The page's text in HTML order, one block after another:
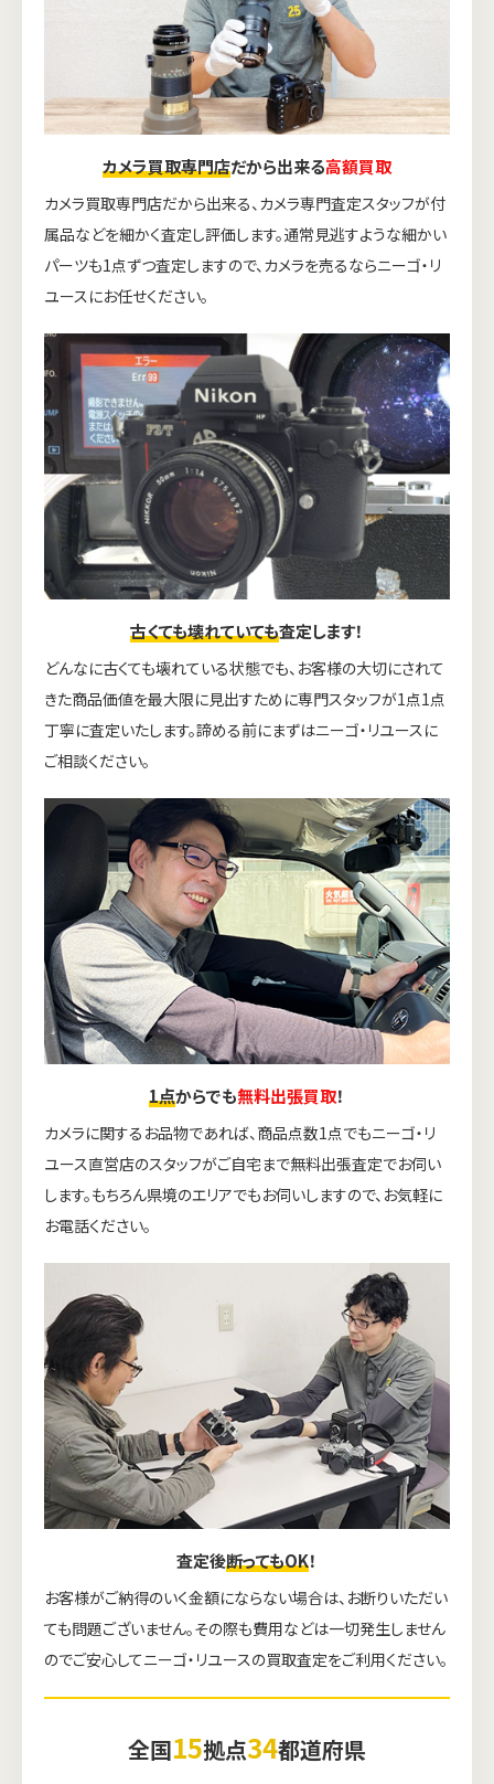
カメラ買取専門店だから出来る高額買取
カメラ買取専門店だから出来る、カメラ専門査定スタッフが付
属品などを細かく査定し評価します。通常見逃すような細かい
パーツも1点ずつ査定しますので、カメラを売るならニーゴ・リ
ユースにお任せください。
古くても壊れていても査定します！
どんなに古くても壊れている状態でも、お客様の大切にされて
きた商品価値を最大限に見出すために専門スタッフが1点1点
丁寧に査定いたします。諦める前にまずはニーゴ・リユースに
ご相談ください。
1点からでも無料出張買取！
カメラに関するお品物であれば、商品点数1点でもニーゴ・リ
ユース直営店のスタッフがご自宅まで無料出張査定でお伺い
します。もちろん県境のエリアでもお伺いしますので、お気軽に
お電話ください。
査定後断ってもOK！
お客様がご納得のいく金額にならない場合は、お断りいただい
ても問題ございません。その際も費用などは一切発生しません
のでご安心してニーゴ・リユースの買取査定をご利用ください。
全国15拠点34都道府県